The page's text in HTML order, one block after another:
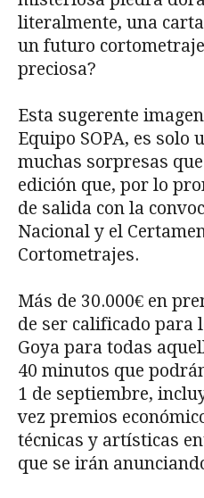
literalmente, una
un futuro
preciosa?
Esta sugerente
Equipo SOPA, es solo
muchas sorpresas
edición que, por lo
de salida con la
Nacional y el
Cortometrajes.
Más de 30.000€ en
de ser calificado para
Goya para todas
40 minutos que
1 de septiembre,
vez premios
técnicas y artísticas
que se irán